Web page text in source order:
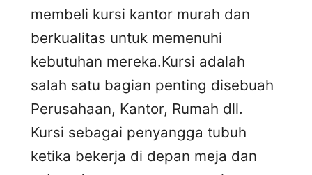
membeli kursi kantor murah dan
berkualitas untuk memenuhi
kebutuhan mereka.Kursi adalah
salah satu bagian penting disebuah
Perusahaan, Kantor, Rumah dll.
Kursi sebagai penyangga tubuh
ketika bekerja di depan meja dan